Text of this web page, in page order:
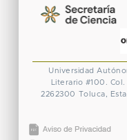
Universidad
Literario #100.
2262300 Toluca,